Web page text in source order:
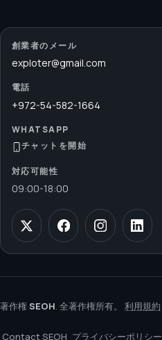
創業者のメール
exploter@gmail.com
電話
+972-54-582-1664
WHATSAPP
チャットを開始
対応可能性
09:00-18:00
著作権SEOH. 全著作権所有。 利用規約
Contact SEOH プライバシーポリシー